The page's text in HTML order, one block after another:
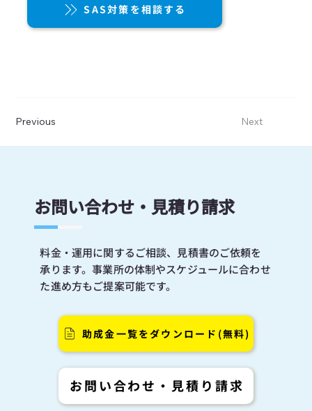
SAS対策を相談する
Previous Next
お問い合わせ・見積り請求
料金・運用に関するご相談、見積書のご依頼を
承ります。事業所の体制やスケジュールに合わせ
た進め方もご提案可能です。
助成金一覧をダウンロード(無料)
お問い合わせ・見積り請求